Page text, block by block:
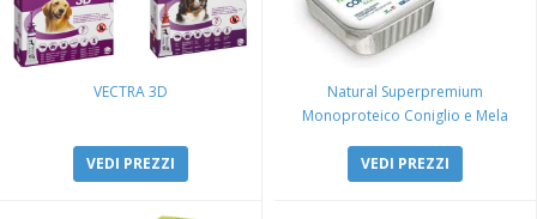
VECTRA 3D
VEDI PREZZI
Natural Superpremium
Monoproteico Coniglio e Mela
VEDI PREZZI